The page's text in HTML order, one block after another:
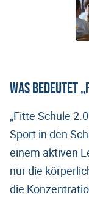
Was bedeutet
„Fitte Schule
Sport in den
einem aktiven
nur die
die